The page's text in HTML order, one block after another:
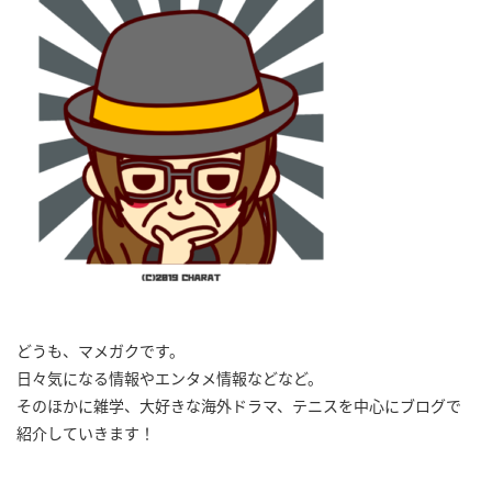
どうも、マメガクです。
日々気になる情報やエンタメ情報などなど。
そのほかに雑学、大好きな海外ドラマ、テニスを中心にブログで
紹介していきます！